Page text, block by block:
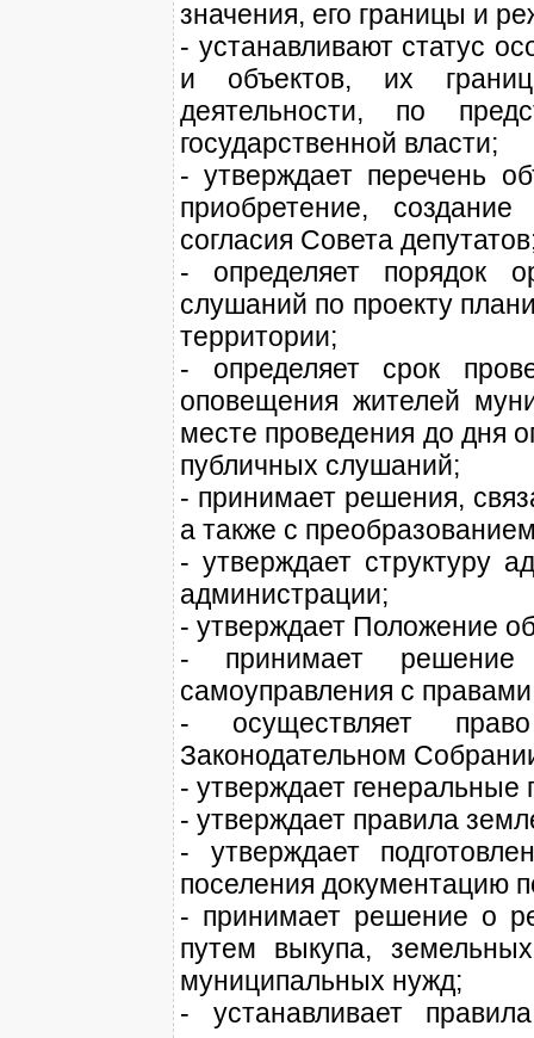
значения, его границы и
- устанавливают статус
и объектов, их
деятельности, по
государственной власти;
- утверждает перечень
приобретение,
согласия Совета
- определяет порядок
слушаний по проекту
территории;
- определяет срок
оповещения жителей
месте проведения до дня
публичных слушаний;
- принимает решения,
а также с
- утверждает структуру
администрации;
- утверждает Положение
- принимает решение
самоуправления с
- осуществляет
Законодательном
- утверждает генеральные
- утверждает правила
- утверждает
поселения документацию
- принимает решение о
путем выкупа,
муниципальных нужд;
- устанавливает